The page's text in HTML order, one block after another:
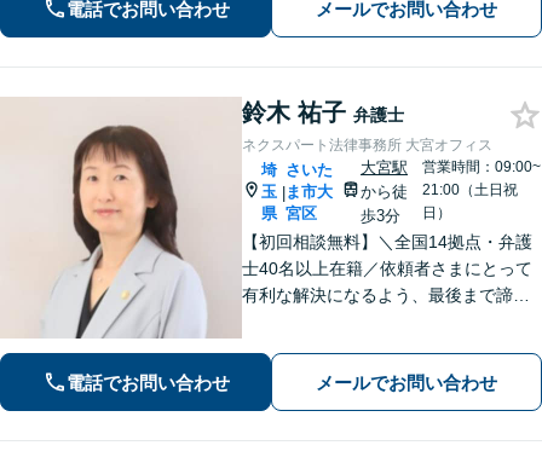
電話でお問い合わせ メールでお問い合わせ
鈴木 祐子 弁護士
ネクスパート法律事務所 大宮オフィス
埼
玉
県
|
さいた
ま市大
宮区
大宮駅
から徒
歩3分
営業時間：09:00~
21:00（土日祝
日）
【初回相談無料】＼全国14拠点・弁護
士40名以上在籍／依頼者さまにとって
有利な解決になるよう、最後まで諦め
談ください【夜間・休日対応】
電話でお問い合わせ メールでお問い合わせ